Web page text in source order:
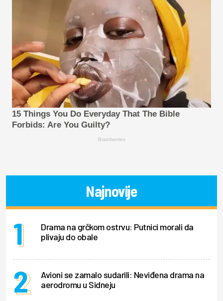
15 Things You Do Everyday That The Bible
Forbids: Are You Guilty?
Brainberries
Najnovije
Drama na grčkom ostrvu: Putnici morali da
plivaju do obale
Avioni se zamalo sudarili: Neviđena drama na
aerodromu u Sidneju